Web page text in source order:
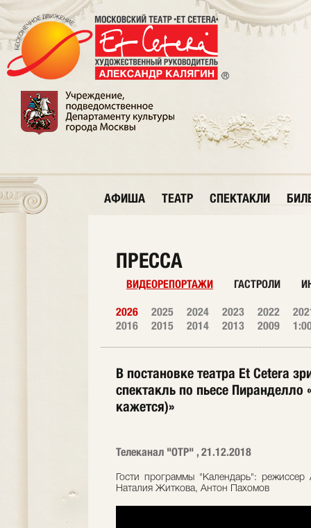
АФИША ТЕАТР СПЕКТАКЛИ
ПРЕССА
ВИДЕОРЕПОРТАЖИ ГАСТРОЛИ
2026 2025 2024 2023 2022
2016
2015 2014 2013 2009
В постановке театра Et Cetera
спектакль по пьесе Пиранделло
кажется)»
Телеканал "ОТР" , 21.12.2018
Гости программы "Календарь":
Наталия Житкова, Антон Пахомов